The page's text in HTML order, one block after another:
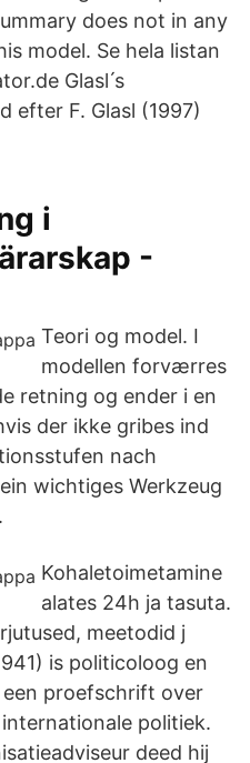
does not in any
model. Se hela listan
Glasl ́s
efter F. Glasl (1997)
i
-
Teori og model. I
modellen forværres
retning og ender i en
der ikke gribes ind
nach
wichtiges Werkzeug
Kohaletoimetamine
alates 24h ja tasuta.
meetodid j
is politicoloog en
proefschrift over
politiek.
deed hij